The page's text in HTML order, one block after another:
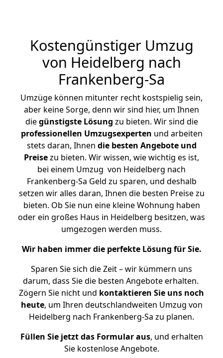
Kostengünstiger Umzug
von Heidelberg nach
Frankenberg-Sa
Umzüge können mitunter recht kostspielig sein,
aber keine Sorge, denn wir sind hier, um Ihnen
diegünstigste Lösung zu bieten. Wir sind die
professionellen Umzugsexperten und arbeiten
stets daran, Ihnen die besten Angebote und
Preisezu bieten. Wir wissen, wie wichtig es ist,
bei einem Umzug von Heidelberg nach
Frankenberg-Sa Geld zu sparen, und deshalb
setzen wir alles daran, Ihnen die besten Preise zu
bieten. Ob Sie nun eine kleine Wohnung haben
oder ein großes Haus in Heidelberg besitzen, was
umgezogen werden muss.
Wir haben immer die perfekte Lösung für Sie.
Sparen Sie sich die Zeit – wir kümmern uns
darum, dass Sie die besten Angebote erhalten.
Zögern Sie nicht und kontaktieren Sie uns noch
heute, um Ihren deutschlandweiten Umzug von
Heidelberg nach Frankenberg-Sa zu planen.
Füllen Sie jetzt das Formular aus, und erhalten
Sie kostenlose Angebote.